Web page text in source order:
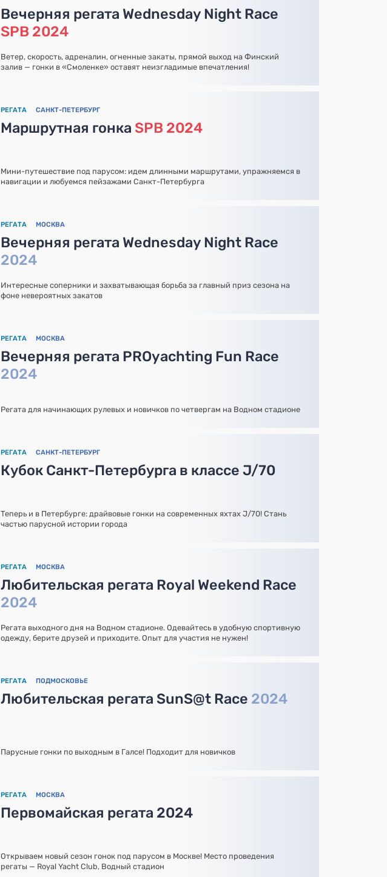
Вечерняя регата Wednesday Night Race
SPB 2024
Ветер, скорость, адреналин, огненные закаты, прямой выход на Финский
залив — гонки в «Смоленке» оставят неизгладимые впечатления!
РЕГАТА САНКТ-ПЕТЕРБУРГ
Маршрутная гонка SPB 2024
Мини-путешествие под парусом: идем длинными маршрутами, упражняемся в
навигации и любуемся пейзажами Санкт-Петербурга
РЕГАТА МОСКВА
Вечерняя регата Wednesday Night Race
2024
Интересные соперники и захватывающая борьба за главный приз сезона на
фоне невероятных закатов
РЕГАТА МОСКВА
Вечерняя регата PROyachting Fun Race
2024
Регата для начинающих рулевых и новичков по четвергам на Водном стадионе
РЕГАТА САНКТ-ПЕТЕРБУРГ
Кубок Санкт-Петербурга в классе J/70
Теперь и в Петербурге: драйвовые гонки на современных яхтах J/70! Стань
частью парусной истории города
РЕГАТА МОСКВА
Любительская регата Royal Weekend Race
2024
Регата выходного дня на Водном стадионе. Одевайтесь в удобную спортивную
одежду, берите друзей и приходите. Опыт для участия не нужен!
РЕГАТА ПОДМОСКОВЬЕ
Любительская регата SunS@t Race 2024
Парусные гонки по выходным в Галсе! Подходит для новичков
РЕГАТА МОСКВА
Первомайская регата 2024
Открываем новый сезон гонок под парусом в Москве! Место проведения
регаты — Royal Yacht Club, Водный стадион